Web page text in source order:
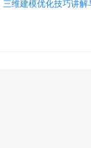
三维建模优化技巧讲解